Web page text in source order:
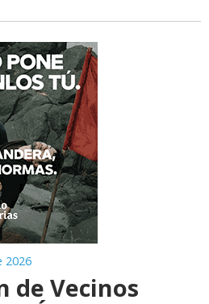
2026
de Vecinos